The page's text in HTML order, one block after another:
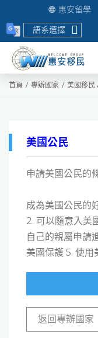
惠安留學
語系選擇
首頁 專辦國家 美國移
美國公民
申請美國公民的
成為美國公民的
2. 可以隨意入美
自己的親屬申請
美國保護 5. 使用
返回專辦國家